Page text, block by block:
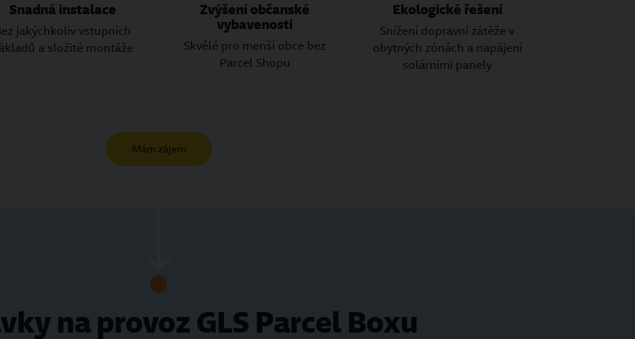
Snadná instalace
jakýchkoliv vstupních
a složité montáže
Zvýšení občanské
vybavenosti
Skvělé pro menší obce bez
Parcel Shopu
Ekologické řešení
Snížení dopravní zátěže v
obytných zónách a napájení
solárními panely
Mám zájem
na provoz GLS Parcel Boxu